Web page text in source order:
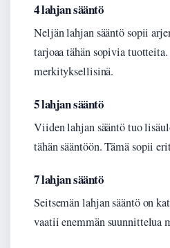
4 lahjan sääntö
Neljän lahjan sääntö sopii
tarjoaa tähän sopivia
merkityksellisinä.
5 lahjan sääntö
Viiden lahjan sääntö tuo
tähän sääntöön. Tämä sopii
7 lahjan sääntö
Seitsemän lahjan sääntö on
vaatii enemmän suunnittelua